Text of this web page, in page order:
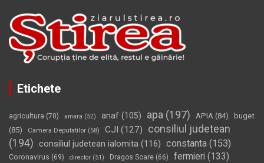
Etichete
agricultura (70) amara (52) anaf (105) apa (197) APIA (84)
buget
(85)
Camera Deputatilor (58) CJI (127)
consiliul judetean
(194) consiliul judetean ialomita (116) constanta (153)
Coronavirus (69) director (51) Dragos Soare (66) fermieri (133)